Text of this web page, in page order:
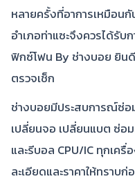
หลายครั้งที่อาการเหมือน
อำเภอท่าแซะจึงควรได้รับ
ฟิกซ์โฟน By ช่างบอย ยินดี
ตรวจเช็ก
ช่างบอยมีประสบการณ์ซ่อ
เปลี่ยนจอ เปลี่ยนแบต ซ่อ
และรีบอล CPU/IC ทุกเค
ละเอียดและราคาให้ทราบ